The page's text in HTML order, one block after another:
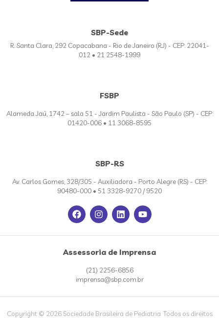
SBP-Sede
R. Santa Clara, 292 Copacabana - Rio de Janeiro (RJ) - CEP: 22041-
012 • 21 2548-1999
FSBP
Alameda Jaú, 1742 – sala 51 - Jardim Paulista - São Paulo (SP) - CEP:
01420-006 • 11 3068-8595
SBP-RS
Av. Carlos Gomes, 328/305 - Auxiliadora - Porto Alegre (RS) - CEP:
90480-000 • 51 3328-9270 / 9520
Assessoria de Imprensa
(21) 2256-6856
imprensa@sbp.com.br
Copyright © 2026 Sociedade Brasileira de Pediatria. Todos os direitos